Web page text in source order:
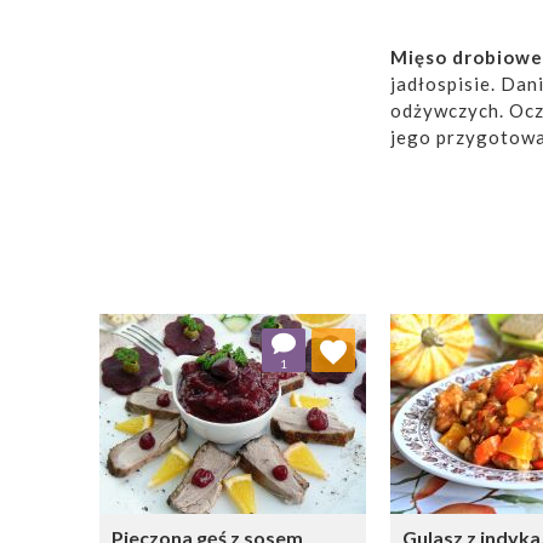
Mięso drobiowe
jadłospisie.
odżywczych.
jego
Warto wiedzieć,
przyswajalne
Tutaj
faszerowane
Zainspirujcie się
bogactwo
Pieczona gęś z sosem
1
Dodaj do ulubionych
Wybierz listę:
Gulasz z
Dodaj